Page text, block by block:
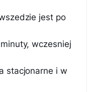
jest po
wczesniej
stacjonarne i w